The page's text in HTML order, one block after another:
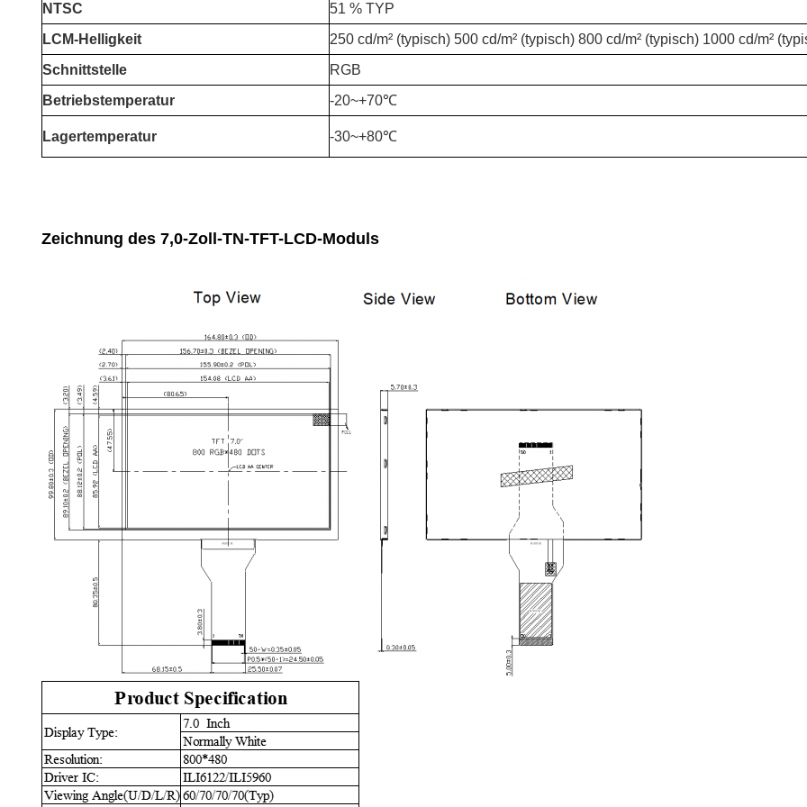
NTSC
51 % TYP
LCM-Helligkeit
250 cd/m² (typisch) 500 cd/m² (typisch) 800 cd/m² (typisch) 1000 cd/m²
Schnittstelle
RGB
Betriebstemperatur
-20~+70℃
Lagertemperatur -30~+80℃
Zeichnung des 7,0-Zoll-TN-TFT-LCD-Moduls